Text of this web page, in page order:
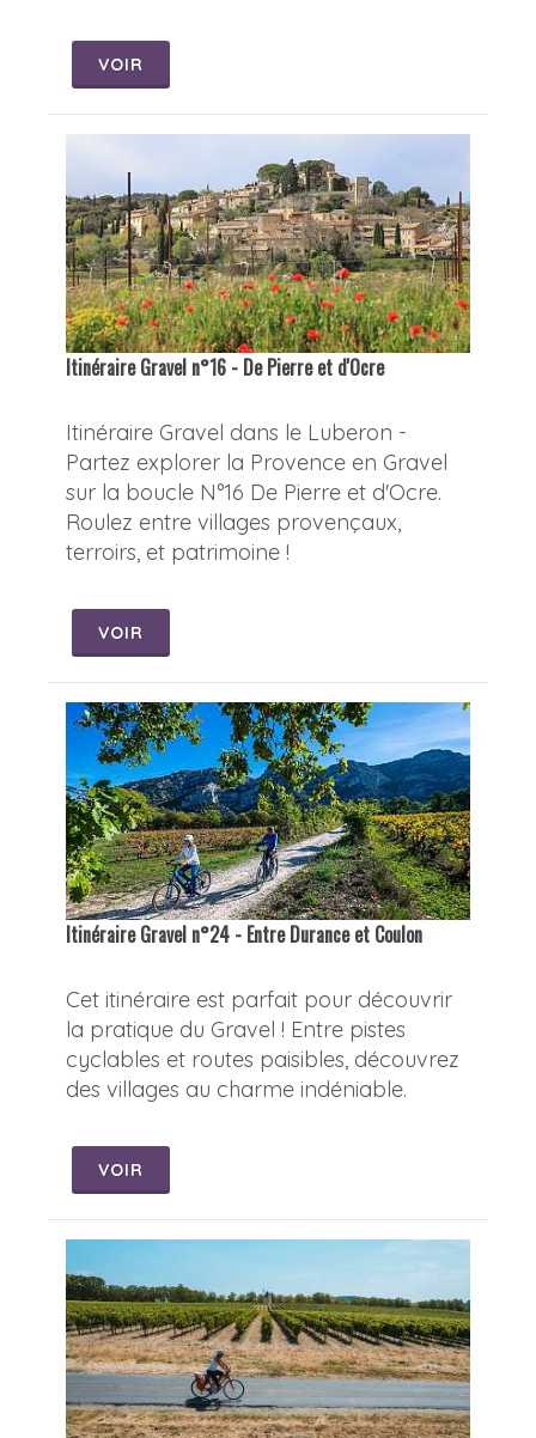
VOIR
Itinéraire Gravel n°16 - De Pierre et d'Ocre
Itinéraire Gravel dans le Luberon -
Partez explorer la Provence en Gravel
sur la boucle N°16 De Pierre et d'Ocre.
Roulez entre villages provençaux,
terroirs, et patrimoine !
VOIR
Itinéraire Gravel n°24 - Entre Durance et Coulon
Cet itinéraire est parfait pour découvrir
la pratique du Gravel ! Entre pistes
cyclables et routes paisibles, découvrez
des villages au charme indéniable.
VOIR